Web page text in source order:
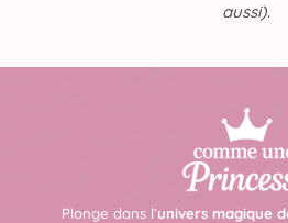
aussi).
Plonge dans l’univers magique